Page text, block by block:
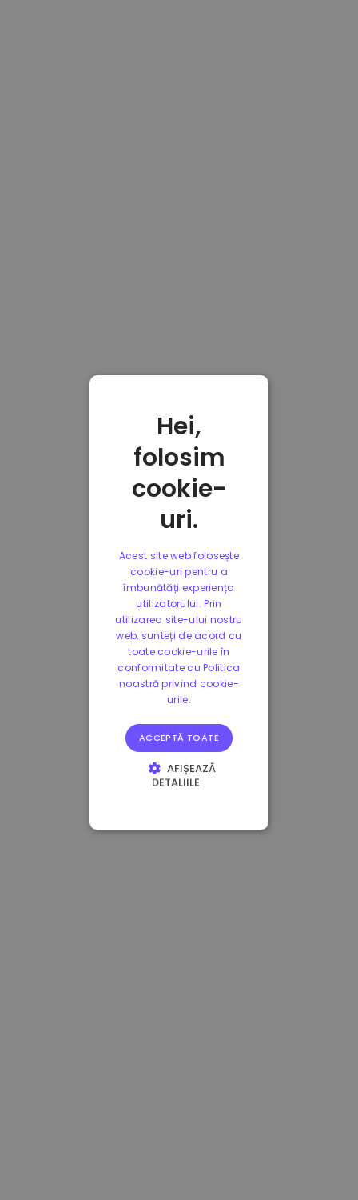
Hei,
folosim
cookie-
uri.
Acest site web folosește
cookie-uri pentru a
îmbunătăți experiența
utilizatorului. Prin
utilizarea site-ului nostru
web, sunteți de acord cu
toate cookie-urile în
conformitate cu Politica
noastră privind cookie-
urile.
ACCEPTĂ TOATE
AFIȘEAZĂ
DETALIILE